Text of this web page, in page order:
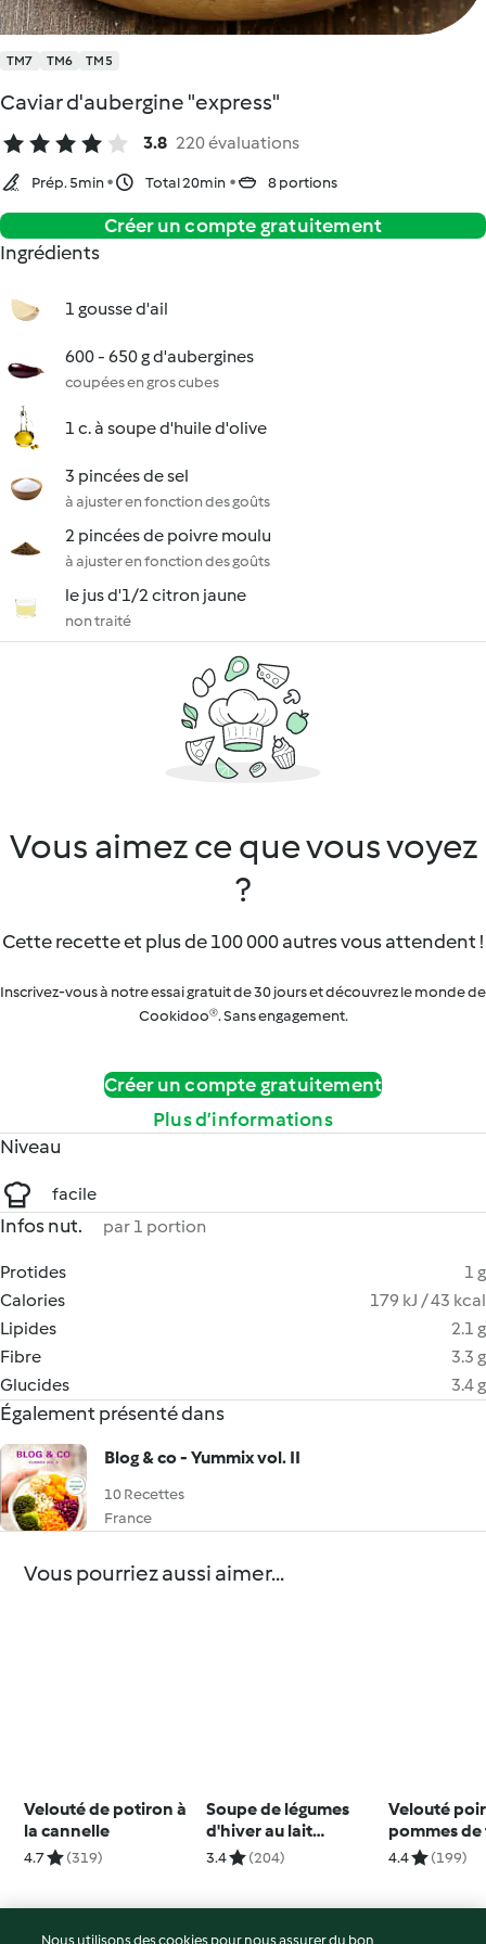
TM7 TM6 TM5
Caviar d'aubergine "express"
3.8 220 évaluations
Prép. 5min Total 20min 8 portions
Créer un compte gratuitement
Ingrédients
1 gousse d'ail
600 - 650 g d'aubergines
coupées en gros cubes
1 c. à soupe d'huile d'olive
3 pincées de sel
à ajuster en fonction des goûts
2 pincées de poivre moulu
à ajuster en fonction des goûts
le jus d'1/2 citron jaune
non traité
Vous aimez ce que vous voyez
?
Cette recette et plus de 100 000 autres vous attendent !
Inscrivez-vous à notre essai gratuit de 30 jours et découvrez le monde de
Cookidoo®. Sans engagement.
Créer un compte gratuitement
Plus d’informations
Niveau
facile
Infos nut. par 1 portion
Protides
1 g
Calories
179 kJ / 43 kcal
Lipides
2.1 g
Fibre
3.3 g
Glucides
3.4 g
Également présenté dans
Blog & co - Yummix vol. II
10 Recettes
France
Vous pourriez aussi aimer...
Velouté de potiron à
la cannelle
4.7 (319)
Soupe de légumes
d'hiver au lait
d'amande
3.4 (204)
Velouté
pommes
saumon
4.4 (199)
Nous utilisons des cookies pour nous assurer du bon